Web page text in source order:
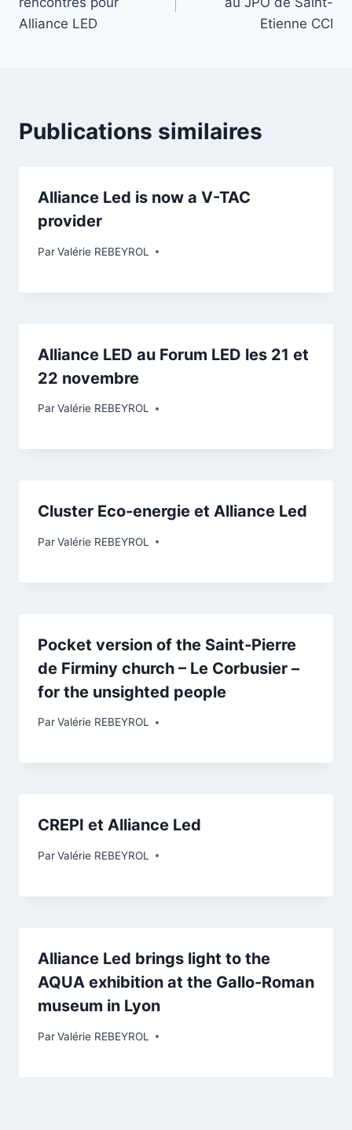
Alliance LED
Etienne CCI
Publications similaires
Alliance Led is now a V-TAC
provider
ParValérie REBEYROL
Alliance LED au Forum LED les 21 et
22 novembre
ParValérie REBEYROL
Cluster Eco-energie et Alliance Led
ParValérie REBEYROL
Pocket version of the Saint-Pierre
de Firminy church – Le Corbusier –
for the unsighted people
ParValérie REBEYROL
CREPI et Alliance Led
ParValérie REBEYROL
Alliance Led brings light to the
AQUA exhibition at the Gallo-Roman
museum in Lyon
ParValérie REBEYROL